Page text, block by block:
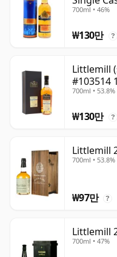
700ml • 46%
₩130만 ?
Littlemill
#103514
700ml • 53.8%
₩130만 ?
Littlemill
700ml • 53.8%
₩97만 ?
Littlemill
700ml • 47%